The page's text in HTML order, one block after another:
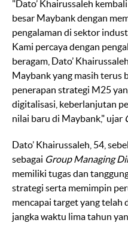
"Dato’ Khairussaleh
besar Maybank dengan
pengalaman di sektor
Kami percaya dengan
beragam, Dato’
Maybank yang masih terus
penerapan strategi M25
digitalisasi, keberlanjutan
nilai baru di Maybank," ujar
Dato’ Khairussaleh, 54,
sebagai Group Managing
memiliki tugas dan
strategi serta memimpin
mencapai target yang telah
jangka waktu lima tahun